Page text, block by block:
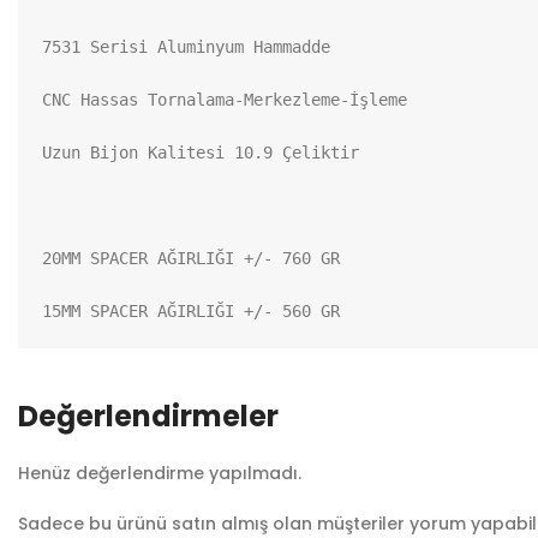
7531 Serisi Aluminyum Hammadde
CNC Hassas Tornalama-Merkezleme-İşleme
Uzun Bijon Kalitesi 10.9 Çeliktir
20MM SPACER AĞIRLIĞI +/- 760 GR
15MM SPACER AĞIRLIĞI +/- 560 GR
Değerlendirmeler
Henüz değerlendirme yapılmadı.
Sadece bu ürünü satın almış olan müşteriler yorum